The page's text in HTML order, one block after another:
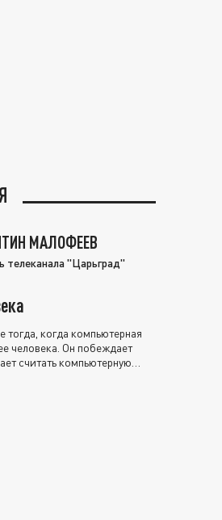
МАЛОФЕЕВ
телеканала "Царьград"
когда компьютерная
человека. Он побеждает
считать компьютерную